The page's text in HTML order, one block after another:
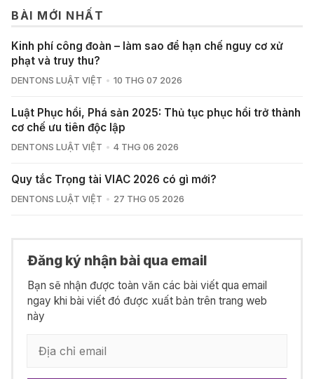
BÀI MỚI NHẤT
Kinh phí công đoàn – làm sao để hạn chế nguy cơ xử
phạt và truy thu?
DENTONS LUẬT VIỆT 10 THG 07 2026
Luật Phục hồi, Phá sản 2025: Thủ tục phục hồi trở thành
cơ chế ưu tiên độc lập
DENTONS LUẬT VIỆT 4 THG 06 2026
Quy tắc Trọng tài VIAC 2026 có gì mới?
DENTONS LUẬT VIỆT 27 THG 05 2026
Đăng ký nhận bài qua email
Bạn sẽ nhận được toàn văn các bài viết qua email
ngay khi bài viết đó được xuất bản trên trang web
này